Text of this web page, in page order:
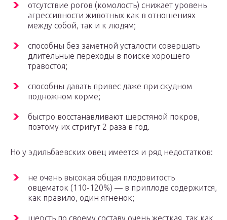
отсутствие рогов (комолость) снижает уровень
агрессивности животных как в отношениях
между собой, так и к людям;
способны без заметной усталости совершать
длительные переходы в поиске хорошего
травостоя;
способны давать привес даже при скудном
подножном корме;
быстро восстанавливают шерстяной покров,
поэтому их стригут 2 раза в год.
Но у эдильбаевских овец имеется и ряд недостатков:
не очень высокая общая плодовитость
овцематок (110-120%) — в приплоде содержится,
как правило, один ягненок;
шерсть по своему составу очень жесткая, так как